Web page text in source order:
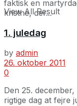
View All Result
faktisk en
kristne, der...
1. juledag
by admin
26. oktober 2011
0
Den 25.
rigtige dag at fejre